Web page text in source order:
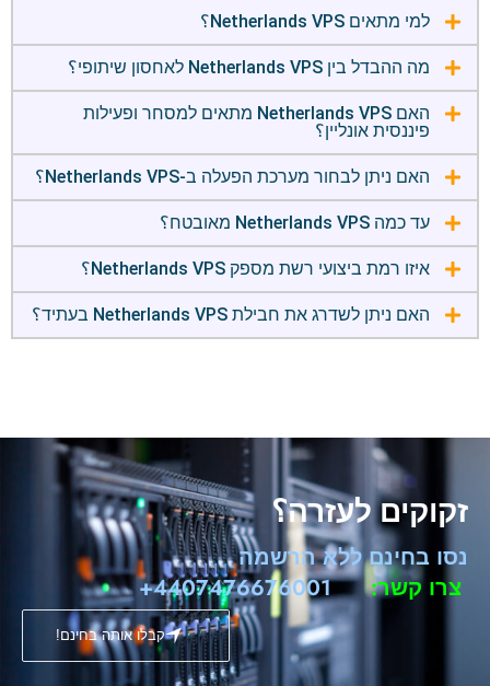
למי מתאים Netherlands VPS؟
מה ההבדל בין Netherlands VPS לאחסון שיתופי؟
האם Netherlands VPS מתאים למסחר ופעילות
פיננסית אונליין؟
האם ניתן לבחור מערכת הפעלה ב-Netherlands VPS؟
עד כמה Netherlands VPS מאובטח؟
איזו רמת ביצועי רשת מספק Netherlands VPS؟
האם ניתן לשדרג את חבילת Netherlands VPS בעתיד؟
זקוקים לעזרה؟
נסו בחינם ללא הרשמה
צרו קשר:
4407476676001+
קבלו אותה בחינם!